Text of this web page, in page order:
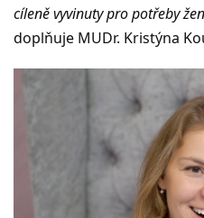
cíleně vyvinuty pro potřeby
doplňuje MUDr. Kristýna